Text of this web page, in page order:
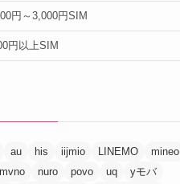
円～3,000円SIM
円以上SIM
au his iijmio LINEMO
mineo
mvno nuro povo uq yモバ